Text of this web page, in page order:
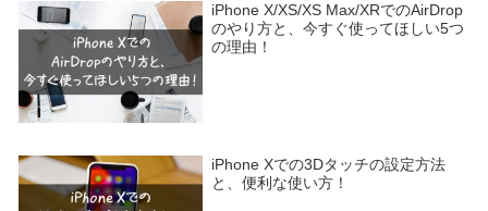
iPhone X/XS/XS Max/XRでのAirDrop
のやり方と、今すぐ使ってほしい5つ
の理由！
iPhone Xでの3Dタッチの設定方法
と、便利な使い方！